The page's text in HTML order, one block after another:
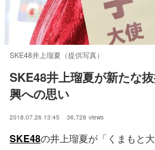
SKE48井上瑠夏（提供写真）
SKE48井上瑠夏が新たな
興への思い
2018.07.26 13:45 36,728 views
SKE48の井上瑠夏が「くまもと